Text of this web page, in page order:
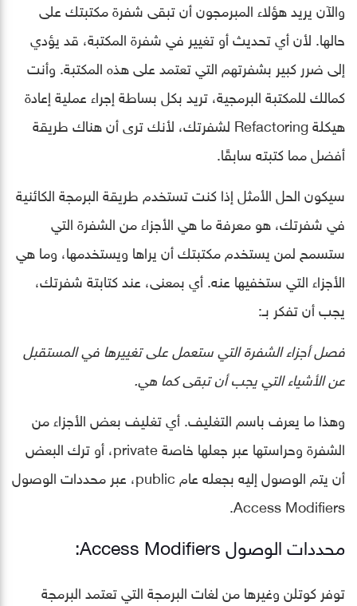
والآن يريد هؤلاء المبرمجون أن تبقى شفرة مكتبتك على
حالها. ﻷن أي تحديث أو تغيير في شفرة المكتبة، قد يؤدي
إلى ضرر كبير بشفرتهم التي تعتمد على هذه المكتبة. وأنت
كمالك للمكتبة البرمجية، تريد بكل بساطة إجراء عملية إعادة
هيكلة Refactoring لشفرتك، ﻷنك ترى أن هناك طريقة
أفضل مما كتبته سابقًا.
سيكون الحل الأمثل إذا كنت تستخدم طريقة البرمجة الكائنية
في شفرتك، هو معرفة ما هي الأجزاء من الشفرة التي
ستسمح لمن يستخدم مكتبتك أن يراها ويستخدمها، وما هي
الأجزاء التي ستخفيها عنه. أي بمعنى، عند كتابتة شفرتك،
يجب أن تفكر بـ:
فصل أجزاء الشفرة التي ستعمل على تغييرها في المستقبل
عن الأشياء التي يجب أن تبقى كما هي.
وهذا ما يعرف باسم التغليف. أي تغليف بعض الأجزاء من
الشفرة وحراستها عبر جعلها خاصة private، أو ترك البعض
أن يتم الوصول إليه بجعله عام public، عبر محددات الوصول
Access Modifiers.
محددات الوصول Access Modifiers:
توفر كوتلن وغيرها من لغات البرمجة التي تعتمد البرمجة